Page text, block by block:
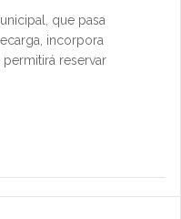
que pasa
incorpora
reservar